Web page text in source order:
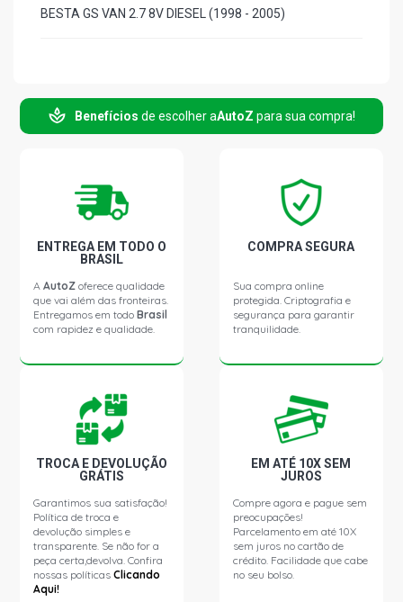
BESTA GS VAN 2.7 8V DIESEL (1998 - 2005)
Benefícios de escolher aAutoZ para sua compra!
ENTREGA EM TODO O
BRASIL
AAutoZ oferece qualidade
que vai além das fronteiras.
Entregamos em todoBrasil
com rapidez e qualidade.
COMPRA SEGURA
Sua compra online
protegida. Criptografia e
segurança para garantir
tranquilidade.
TROCA E DEVOLUÇÃO
GRÁTIS
Garantimos sua satisfação!
Política de troca e
devolução simples e
transparente. Se não for a
peça certa,devolva. Confira
nossas políticasClicando
Aqui!
EM ATÉ 10X SEM
JUROS
Compre agora e pague sem
preocupações!
Parcelamento em até 10X
sem juros no cartão de
crédito. Facilidade que cabe
no seu bolso.